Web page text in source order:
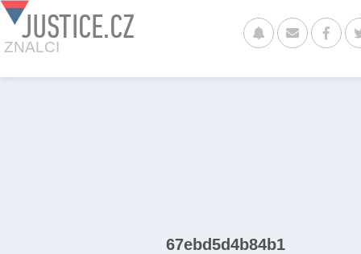
JUSTICE.CZ
ZNALCI
67ebd5d4b84b1